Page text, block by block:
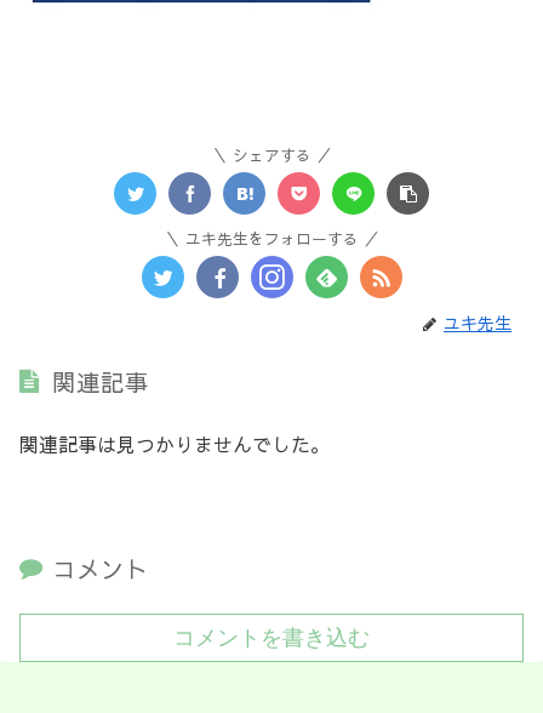
シェアする
ユキ先生をフォローする
ユキ先生
関連記事
関連記事は見つかりませんでした。
コメント
コメントを書き込む